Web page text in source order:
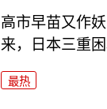
高市早苗又作
来，日本三重
最热